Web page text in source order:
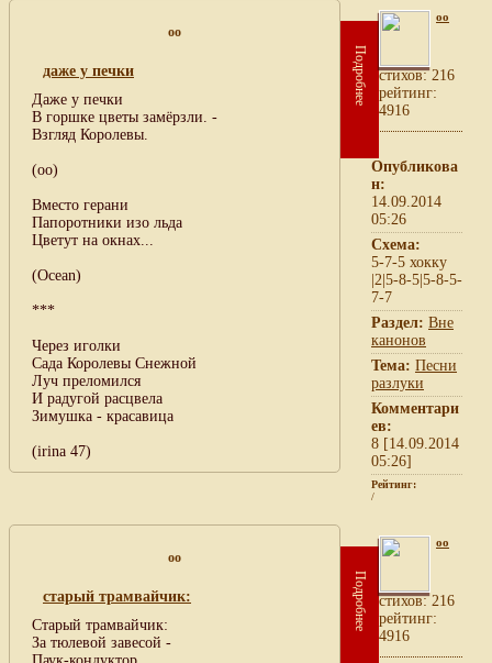
oo
даже у печки
Даже у печки
В горшке цветы замёрзли. -
Взгляд Королевы.
(оо)
Вместо герани
Папоротники изо льда
Цветут на окнах...
(Ocean)
***
Через иголки
Сада Королевы Снежной
Луч преломился
И радугой расцвела
Зимушка - красавица
(irina 47)
Подробнее
oo
cтихов: 216
рейтинг:
4916
Опубликова
н:
14.09.2014
05:26
Схема:
5-7-5 хокку
|2|5-8-5|5-8-5-
7-7
Раздел: Вне
канонов
Тема: Песни
разлуки
Комментари
ев:
8 [14.09.2014
05:26]
Рейтинг:
/
oo
старый трамвайчик:
Старый трамвайчик:
За тюлевой завесой -
Подробнее
oo
cтихов: 216
рейтинг:
4916